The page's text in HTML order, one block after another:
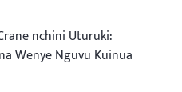
nchini Uturuki:
Wenye Nguvu Kuinua